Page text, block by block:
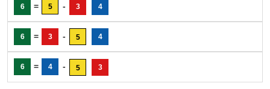
6 = 5 - 3 4
6 = 3 - 5 4
6 = 4 - 5 3